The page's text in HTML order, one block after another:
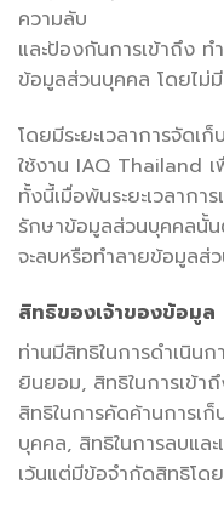
ความลับ
และป้องกันการเข้าถึง ท
ข้อมูลส่วนบุคคล โดยไม่
โดยมีระยะเวลาการจัดเ
ใช้งาน IAQ Thailand
ทั้งนี้เมื่อพ้นระยะเวลากา
รักษาข้อมูลส่วนบุคคลนั้
จะลบหรือทำลายข้อมูลส่
สิทธิของเจ้าของข้อมูล
ท่านมีสิทธิในการดำเนิน
ยินยอม, สิทธิในการเข้า
สิทธิในการคัดค้านการเ
บุคคล, สิทธิในการลบแล
เว้นแต่มีข้อจำกัดสิทธิโด